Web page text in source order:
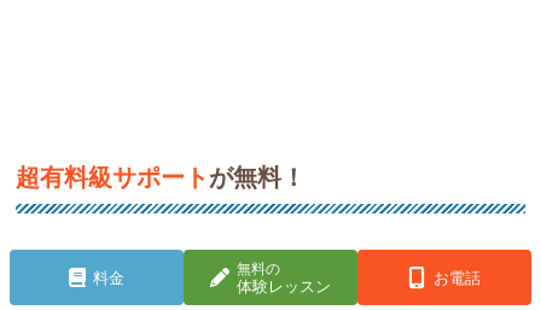
超有料級サポート が無料！
一人でも多くのお子さんに、勉強の楽しさや「やればでき
る!」を実感してほしい!そんな思いから、家庭教師のゴー
料金 無料の
体験レッスン お電話